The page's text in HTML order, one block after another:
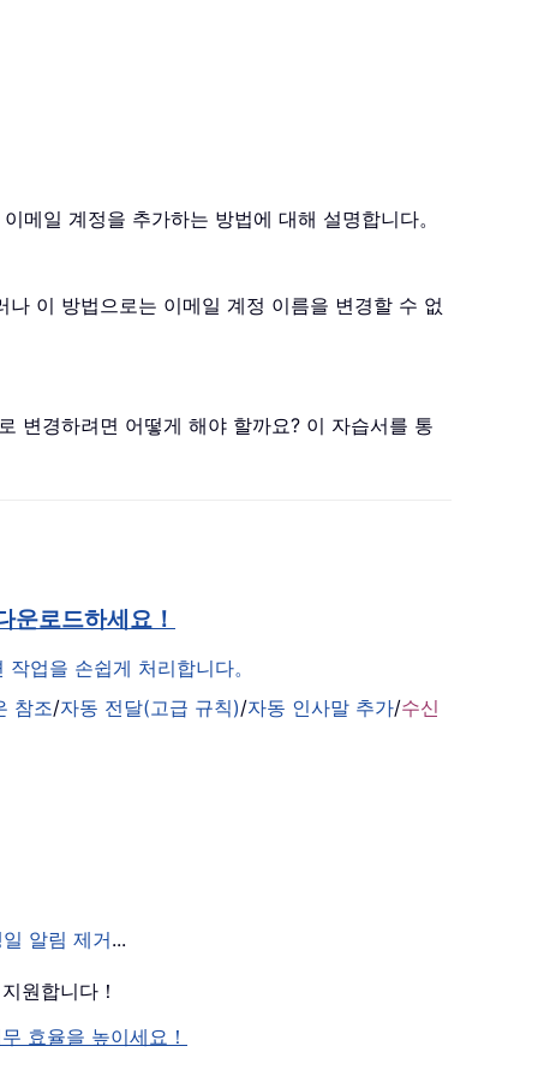
일 계정을 추가하는 방법에 대해 설명합니다。
이 방법으로는 이메일 계정 이름을 변경할 수 없
변경하려면 어떻게 해야 할까요? 이 자습서를 통
운로드하세요！
업을 손쉽게 처리합니다。
참조/자동 전달(고급 규칙)/자동 인사말 추가/수신
알림 제거...
원합니다！
효율을 높이세요！